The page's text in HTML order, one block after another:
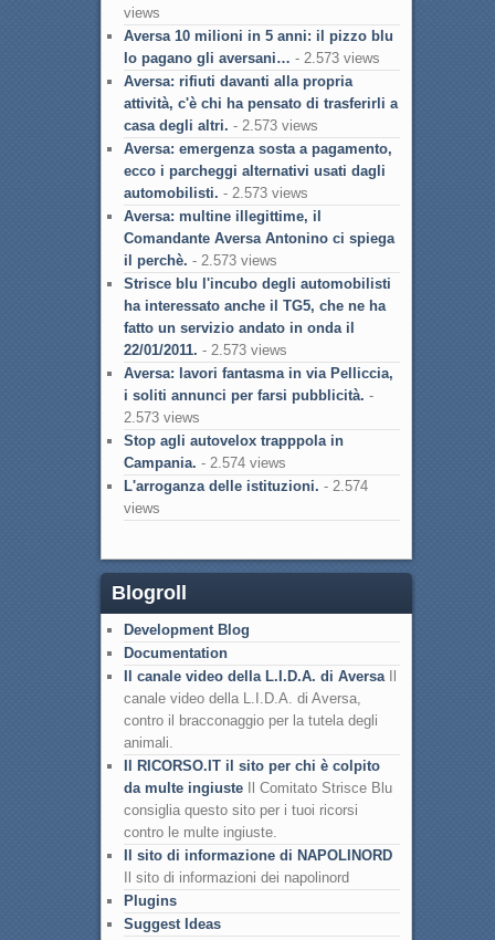
views
Aversa 10 milioni in 5 anni: il pizzo blu
lo pagano gli aversani… - 2.573 views
Aversa: rifiuti davanti alla propria
attività, c'è chi ha pensato di trasferirli a
casa degli altri. - 2.573 views
Aversa: emergenza sosta a pagamento,
ecco i parcheggi alternativi usati dagli
automobilisti. - 2.573 views
Aversa: multine illegittime, il
Comandante Aversa Antonino ci spiega
il perchè. - 2.573 views
Strisce blu l'incubo degli automobilisti
ha interessato anche il TG5, che ne ha
fatto un servizio andato in onda il
22/01/2011. - 2.573 views
Aversa: lavori fantasma in via Pelliccia,
i soliti annunci per farsi pubblicità. -
2.573 views
Stop agli autovelox trapppola in
Campania. - 2.574 views
L'arroganza delle istituzioni. - 2.574
views
Blogroll
Development Blog
Documentation
Il canale video della L.I.D.A. di AversaIl
canale video della L.I.D.A. di Aversa,
contro il bracconaggio per la tutela degli
animali.
Il RICORSO.IT il sito per chi è colpito
da multe ingiusteIl Comitato Strisce Blu
consiglia questo sito per i tuoi ricorsi
contro le multe ingiuste.
Il sito di informazione di NAPOLINORD
Il sito di informazioni dei napolinord
Plugins
Suggest Ideas